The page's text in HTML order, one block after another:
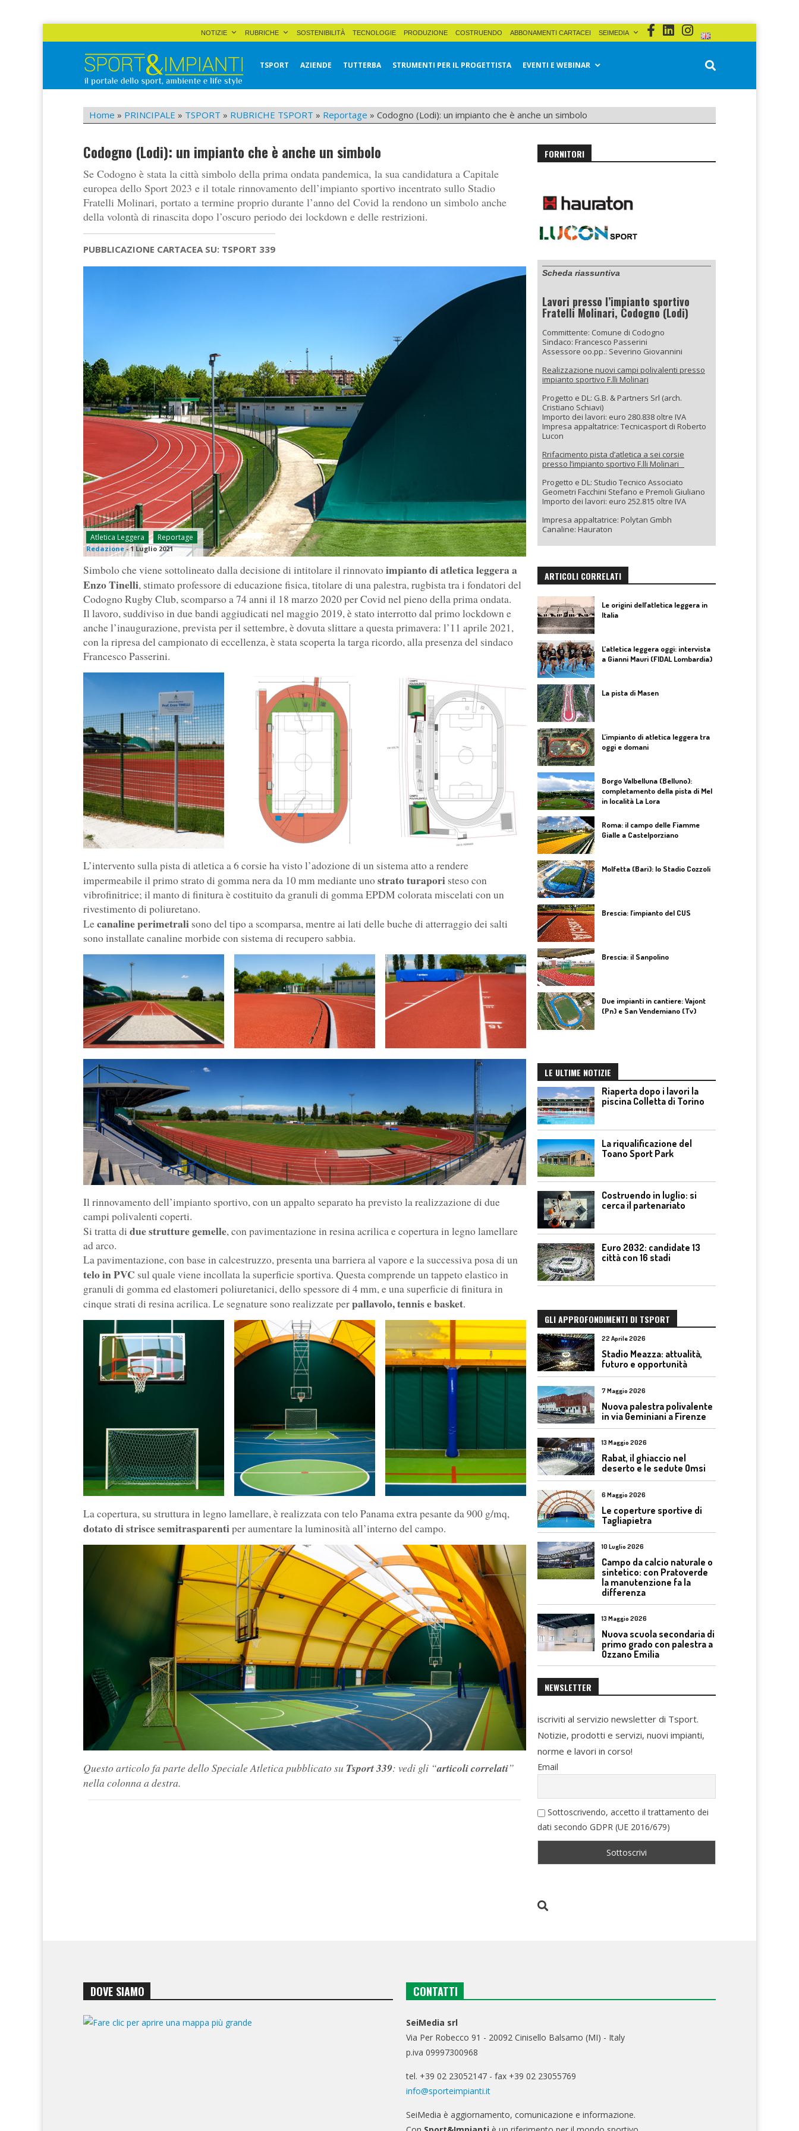
NOTIZIE RUBRICHE SOSTENIBILITÀ TECNOLOGIE PRODUZIONE COSTRUENDO ABBONAMENTI CARTACEI SEIMEDIA
Sport&Impianti
TSPORT AZIENDE TUTTERBA STRUMENTI PER IL PROGETTISTA EVENTI E WEBINAR
Home » PRINCIPALE » TSPORT » RUBRICHE TSPORT » Reportage » Codogno (Lodi): un impianto che è anche un simbolo
Codogno (Lodi): un impianto che è anche un simbolo
Se Codogno è stata la città simbolo della prima ondata pandemica, la sua candidatura a Capitale
europea dello Sport 2023 e il totale rinnovamento dell’impianto sportivo incentrato sullo Stadio
Fratelli Molinari, portato a termine proprio durante l’anno del Covid la rendono un simbolo anche
della volontà di rinascita dopo l’oscuro periodo dei lockdown e delle restrizioni.
PUBBLICAZIONE CARTACEA SU: TSPORT 339
Atletica Leggera Reportage
Redazione-1 Luglio 2021
Simbolo che viene sottolineato dalla decisione di intitolare il rinnovatoimpianto di atletica leggera a
Enzo Tinelli, stimato professore di educazione fisica, titolare di una palestra, rugbista tra i fondatori del
Codogno Rugby Club, scomparso a 74 anni il 18 marzo 2020 per Covid nel pieno della prima ondata.
Il lavoro, suddiviso in due bandi aggiudicati nel maggio 2019, è stato interrotto dal primo lockdown e
anche l’inaugurazione, prevista per il settembre, è dovuta slittare a questa primavera: l’11 aprile 2021,
con la ripresa del campionato di eccellenza, è stata scoperta la targa ricordo, alla presenza del sindaco
Francesco Passerini.
L’intervento sulla pista di atletica a 6 corsie ha visto l’adozione di un sistema atto a rendere
impermeabile il primo strato di gomma nera da 10 mm mediante unostrato turapori steso con
vibrofinitrice; il manto di finitura è costituito da granuli di gomma EPDM colorata miscelati con un
rivestimento di poliuretano.
Lecanaline perimetrali sono del tipo a scomparsa, mentre ai lati delle buche di atterraggio dei salti
sono installate canaline morbide con sistema di recupero sabbia.
Il rinnovamento dell’impianto sportivo, con un appalto separato ha previsto la realizzazione di due
campi polivalenti coperti.
Si tratta di due strutture gemelle, con pavimentazione in resina acrilica e copertura in legno lamellare
ad arco.
La pavimentazione, con base in calcestruzzo, presenta una barriera al vapore e la successiva posa di un
telo in PVC sul quale viene incollata la superficie sportiva. Questa comprende un tappeto elastico in
granuli di gomma ed elastomeri poliuretanici, dello spessore di 4 mm, e una superficie di finitura in
cinque strati di resina acrilica. Le segnature sono realizzate perpallavolo, tennis e basket.
La copertura, su struttura in legno lamellare, è realizzata con telo Panama extra pesante da 900 g/mq,
dotato di strisce semitrasparentiper aumentare la luminosità all’interno del campo.
Questo articolo fa parte dello Speciale Atletica pubblicato su Tsport 339: vedi gli “articoli correlati”
nella colonna a destra.
FORNITORI
Scheda riassuntiva
Lavori presso l’impianto sportivo
Fratelli Molinari, Codogno (Lodi)
Committente: Comune di Codogno
Sindaco: Francesco Passerini
Assessore oo.pp.: Severino Giovannini
Realizzazione nuovi campi polivalenti presso
impianto sportivo F.lli Molinari
Progetto e DL: G.B. & Partners Srl (arch.
Cristiano Schiavi)
Importo dei lavori: euro 280.838 oltre IVA
Impresa appaltatrice: Tecnicasport di Roberto
Lucon
Rrifacimento pista d’atletica a sei corsie
presso l’impianto sportivo F.lli Molinari
Progetto e DL: Studio Tecnico Associato
Geometri Facchini Stefano e Premoli Giuliano
Importo dei lavori: euro 252.815 oltre IVA
Impresa appaltatrice: Polytan Gmbh
Canaline: Hauraton
ARTICOLI CORRELATI
Le origini dell’atletica leggera in
Italia
L’atletica leggera oggi: intervista
a Gianni Mauri (FIDAL Lombardia)
La pista di Masen
L’impianto di atletica leggera tra
oggi e domani
Borgo Valbelluna (Belluno):
completamento della pista di Mel
in località La Lora
Roma: il campo delle Fiamme
Gialle a Castelporziano
Molfetta (Bari): lo Stadio Cozzoli
Brescia: l’impianto del CUS
Brescia: il Sanpolino
Due impianti in cantiere: Vajont
(Pn) e San Vendemiano (Tv)
LE ULTIME NOTIZIE
Riaperta dopo i lavori la
piscina Colletta di Torino
La riqualificazione del
Toano Sport Park
Costruendo in luglio: si
cerca il partenariato
Euro 2032: candidate 13
città con 16 stadi
GLI APPROFONDIMENTI DI TSPORT
22 Aprile 2026
Stadio Meazza: attualità,
futuro e opportunità
7 Maggio 2026
Nuova palestra polivalente
in via Geminiani a Firenze
13 Maggio 2026
Rabat, il ghiaccio nel
deserto e le sedute Omsi
6 Maggio 2026
Le coperture sportive di
Tagliapietra
10 Luglio 2026
Campo da calcio naturale o
sintetico: con Pratoverde
la manutenzione fa la
differenza
13 Maggio 2026
Nuova scuola secondaria di
primo grado con palestra a
Ozzano Emilia
NEWSLETTER
iscriviti al servizio newsletter di Tsport.
Notizie, prodotti e servizi, nuovi impianti,
norme e lavori in corso!
Email
Sottoscrivendo, accetto il trattamento dei
dati secondo GDPR (UE 2016/679)
DOVE SIAMO CONTATTI
SeiMedia srl
Via Per Robecco 91 - 20092 Cinisello Balsamo (MI) - Italy
p.iva 09997300968
tel. +39 02 23052147 - fax +39 02 23055769
info@sporteimpianti.it
SeiMedia è aggiornamento, comunicazione e informazione.